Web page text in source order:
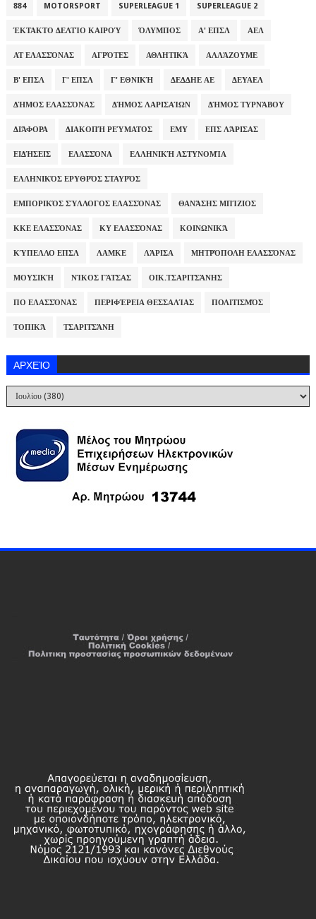
884 MOTORSPORT SUPERLEAGUE 1 SUPERLEAGUE 2
ΈΚΤΑΚΤΟ ΔΕΛΤΊΟ ΚΑΙΡΟΎ ΌΛΥΜΠΟΣ Α' ΕΠΣΛ ΑΕΛ
ΑΤ ΕΛΑΣΣΌΝΑΣ ΑΓΡΌΤΕΣ ΑΘΛΗΤΙΚΆ ΑΛΛΆΖΟΥΜΕ
Β' ΕΠΣΛ Γ' ΕΠΣΛ Γ' ΕΘΝΙΚΉ ΔΕΔΔΗΕ ΑΕ ΔΕΥΑΕΛ
ΔΉΜΟΣ ΕΛΑΣΣΌΝΑΣ ΔΉΜΟΣ ΛΑΡΙΣΑΊΩΝ ΔΉΜΟΣ ΤΥΡΝΆΒΟΥ
ΔΙΆΦΟΡΑ ΔΙΑΚΟΠΉ ΡΕΎΜΑΤΟΣ ΕΜΥ ΕΠΣ ΛΆΡΙΣΑΣ
ΕΙΔΉΣΕΙΣ ΕΛΑΣΣΌΝΑ ΕΛΛΗΝΙΚΉ ΑΣΤΥΝΟΜΊΑ
ΕΛΛΗΝΙΚΌΣ ΕΡΥΘΡΌΣ ΣΤΑΥΡΌΣ
ΕΜΠΟΡΙΚΌΣ ΣΎΛΛΟΓΟΣ ΕΛΑΣΣΌΝΑΣ ΘΑΝΆΣΗΣ ΜΠΊΖΙΟΣ
ΚΚΕ ΕΛΑΣΣΌΝΑΣ ΚΥ ΕΛΑΣΣΌΝΑΣ ΚΟΙΝΩΝΙΚΆ
ΚΎΠΕΛΛΟ ΕΠΣΛ ΛΑΜΚΕ ΛΆΡΙΣΑ ΜΗΤΡΌΠΟΛΗ ΕΛΑΣΣΌΝΑΣ
ΜΟΥΣΙΚΉ ΝΊΚΟΣ ΓΆΤΣΑΣ ΟΙΚ.ΤΣΑΡΙΤΣΆΝΗΣ
ΠΟ ΕΛΑΣΣΌΝΑΣ ΠΕΡΙΦΈΡΕΙΑ ΘΕΣΣΑΛΊΑΣ ΠΟΛΙΤΙΣΜΌΣ
ΤΟΠΙΚΆ ΤΣΑΡΙΤΣΆΝΗ
ΑΡΧΕΊΟ